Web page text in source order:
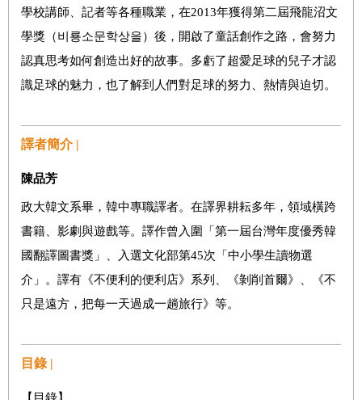
學校講師、記者等各種職業，在2013年獲得第二屆飛龍沼文
學獎（비룡소문학상을）後，開啟了童話創作之路，會努力
認真思考如何創造出好的故事。多虧了超愛足球的兒子才認
識足球的魅力，也了解到人們對足球的努力、熱情與迫切。
譯者簡介 |
陳品芳
政大韓文系畢，韓中專職譯者。在譯界耕耘多年，領域橫跨
書籍、影劇與遊戲等。譯作曾入圍「第一屆台灣年度優秀韓
國翻譯圖書獎」、入選文化部第45次「中小學生讀物選
介」。譯有《不便利的便利店》系列、《剝削首爾》、《不
只是遠方，把每一天過成一趟旅行》等。
目錄 |
【目錄】